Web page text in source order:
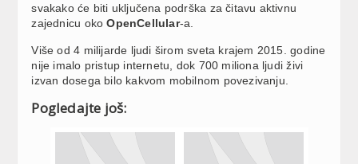
svakako će biti uključena podrška za čitavu aktivnu
zajednicu okoOpenCellular-a.
Više od 4 milijarde ljudi širom sveta krajem 2015. godine
nije imalo pristup internetu, dok 700 miliona ljudi živi
izvan dosega bilo kakvom mobilnom povezivanju.
Pogledajte još: